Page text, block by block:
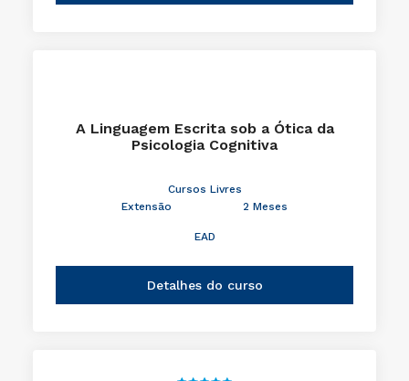
A Linguagem Escrita sob a Ótica da
Psicologia Cognitiva
Cursos Livres
Extensão
2 Meses
EAD
Detalhes do curso